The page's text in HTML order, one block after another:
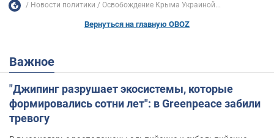
Новости политики Освобождение Крыма Украиной...
Вернуться на главную OBOZ
Важное
"Джипинг разрушает экосистемы, которые
формировались сотни лет": в Greenpeace забили
тревогу